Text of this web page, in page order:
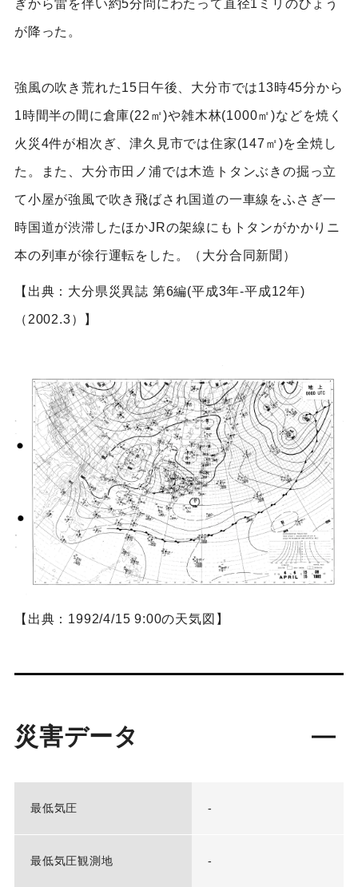
ぎから雷を伴い約5分問にわたって直径1ミリのひょう
が降った。
強風の吹き荒れた15日午後、大分市では13時45分から
1時間半の間に倉庫(22㎡)や雑木林(1000㎡)などを焼く
火災4件が相次ぎ、津久見市では住家(147㎡)を全焼し
た。また、大分市田ノ浦では木造トタンぶきの掘っ立
て小屋が強風で吹き飛ばされ国道の一車線をふさぎ一
時国道が渋滞したほかJRの架線にもトタンがかかりニ
本の列車が徐行運転をした。（大分合同新聞）
【出典：大分県災異誌 第6編(平成3年-平成12年)
（2002.3）】
【出典：1992/4/15 9:00の天気図】
災害データ
最低気圧 -
最低気圧観測地 -